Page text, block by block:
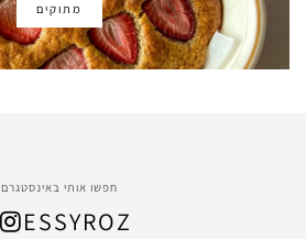
מתוקים
חפשו אותי באינסטגרם
ESSYROZ